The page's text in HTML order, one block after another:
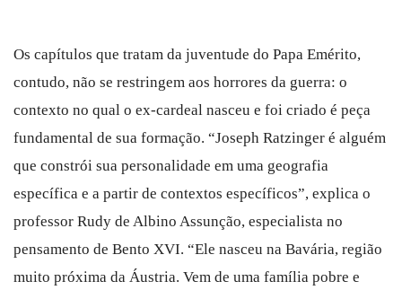
Os capítulos que tratam da juventude do Papa Emérito,
contudo, não se restringem aos horrores da guerra: o
contexto no qual o ex-cardeal nasceu e foi criado é peça
fundamental de sua formação. “Joseph Ratzinger é alguém
que constrói sua personalidade em uma geografia
específica e a partir de contextos específicos”, explica o
professor Rudy de Albino Assunção, especialista no
pensamento de Bento XVI. “Ele nasceu na Bavária, região
muito próxima da Áustria. Vem de uma família pobre e